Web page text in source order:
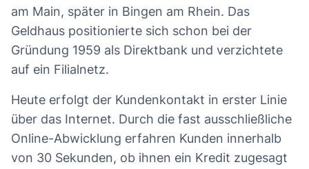
am Main, später in Bingen am Rhein. Das
Geldhaus positionierte sich schon bei der
Gründung 1959 als Direktbank und verzichtete
auf ein Filialnetz.
Heute erfolgt der Kundenkontakt in erster Linie
über das Internet. Durch die fast ausschließliche
Online-Abwicklung erfahren Kunden innerhalb
von 30 Sekunden, ob ihnen ein Kredit zugesagt